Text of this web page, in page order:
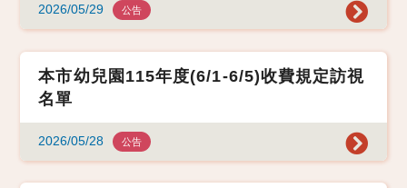
2026/05/29 公告
本市幼兒園115年度(6/1-6/5)收費規定訪視
名單
2026/05/28 公告